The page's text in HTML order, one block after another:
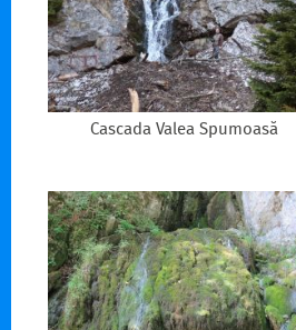
Cascada Valea Spumoasă